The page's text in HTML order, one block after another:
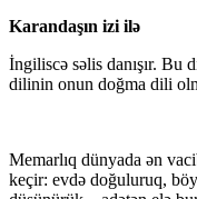
Karandaşın izi ilə
İngiliscə səlis danışır. Bu
dilinin onun doğma dili
Memarlıq dünyada ən
keçir: evdə doğuluruq,